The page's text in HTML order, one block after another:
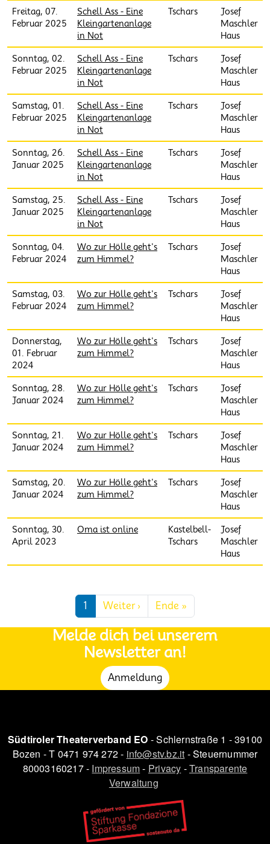
Freitag, 07.
Februar 2025
Schell Ass - Eine
Kleingartenanlage
in Not
Tschars
Josef
Maschler
Haus
Sonntag, 02.
Februar 2025
Schell Ass - Eine
Kleingartenanlage
in Not
Tschars
Josef
Maschler
Haus
Samstag, 01.
Februar 2025
Schell Ass - Eine
Kleingartenanlage
in Not
Tschars
Josef
Maschler
Haus
Sonntag, 26.
Januar 2025
Schell Ass - Eine
Kleingartenanlage
in Not
Tschars
Josef
Maschler
Haus
Samstag, 25.
Januar 2025
Schell Ass - Eine
Kleingartenanlage
in Not
Tschars
Josef
Maschler
Haus
Sonntag, 04.
Februar 2024
Wo zur Hölle geht's
zum Himmel?
Tschars
Josef
Maschler
Haus
Samstag, 03.
Februar 2024
Wo zur Hölle geht's
zum Himmel?
Tschars
Josef
Maschler
Haus
Donnerstag,
01. Februar
2024
Wo zur Hölle geht's
zum Himmel?
Tschars
Josef
Maschler
Haus
Sonntag, 28.
Januar 2024
Wo zur Hölle geht's
zum Himmel?
Tschars
Josef
Maschler
Haus
Sonntag, 21.
Januar 2024
Wo zur Hölle geht's
zum Himmel?
Tschars
Josef
Maschler
Haus
Samstag, 20.
Januar 2024
Wo zur Hölle geht's
zum Himmel?
Tschars
Josef
Maschler
Haus
Sonntag, 30.
April 2023
Oma ist online
Kastelbell-
Tschars
Josef
Maschler
Haus
1 Weiter › Nächste Seite
Ende »
Melde dich bei unserem
Newsletter an!
Anmeldung
Südtiroler Theaterverband EO - Schlernstraße 1 - 39100
Bozen - T 0471 974 272 - info@stv.bz.it - Steuernummer
80003160217 - Impressum- Privacy -Transparente
Verwaltung